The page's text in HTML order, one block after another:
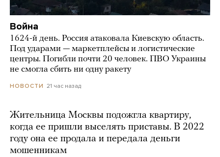
Война
1624-й день. Россия атаковала Киевскую область.
Под ударами — маркетплейсы и логистические
центры. Погибли почти 20 человек. ПВО Украины
не смогла сбить ни одну ракету
НОВОСТИ 21 час назад
Жительница Москвы подожгла квартиру,
когда ее пришли выселять приставы. В 2022
году она ее продала и передала деньги
мошенникам